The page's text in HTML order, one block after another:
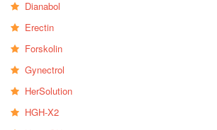
Dianabol
Erectin
Forskolin
Gynectrol
HerSolution
HGH-X2